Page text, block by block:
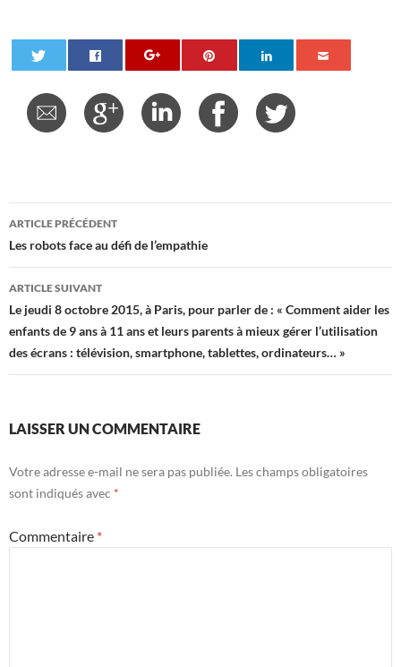
Navigation
des
articles
ARTICLE PRÉCÉDENT
Les robots face au défi de l’empathie
ARTICLE SUIVANT
Le jeudi 8 octobre 2015, à Paris, pour parler de : « Comment aider les
enfants de 9 ans à 11 ans et leurs parents à mieux gérer l’utilisation
des écrans : télévision, smartphone, tablettes, ordinateurs… »
LAISSER UN COMMENTAIRE
Votre adresse e-mail ne sera pas publiée. Les champs obligatoires
sont indiqués avec *
Commentaire *